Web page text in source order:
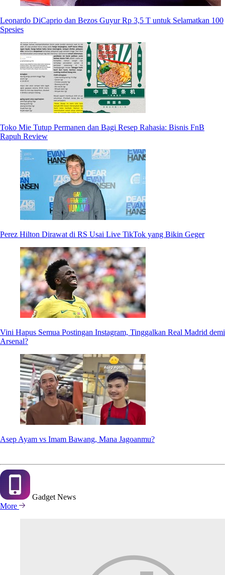
Leonardo DiCaprio dan Bezos Guyur Rp 3,5 T untuk Selamatkan 100
Spesies
Toko Mie Tutup Permanen dan Bagi Resep Rahasia: Bisnis FnB
Rapuh Review
Perez Hilton Dirawat di RS Usai Live TikTok yang Bikin Geger
Vini Hapus Semua Postingan Instagram, Tinggalkan Real Madrid demi
Arsenal?
Asep Ayam vs Imam Bawang, Mana Jagoanmu?
GadgetNews
More